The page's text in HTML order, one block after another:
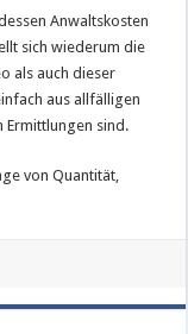
Anwaltskosten
sich wiederum die
als auch dieser
aus allfälligen
Ermittlungen sind.
von Quantität,